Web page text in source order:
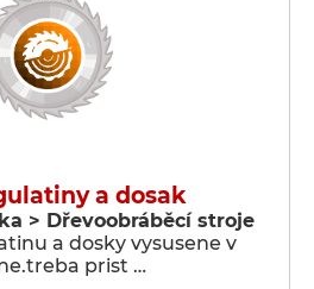
a dosak
> Dřevoobráběcí stroje
a dosky vysusene v
prist …